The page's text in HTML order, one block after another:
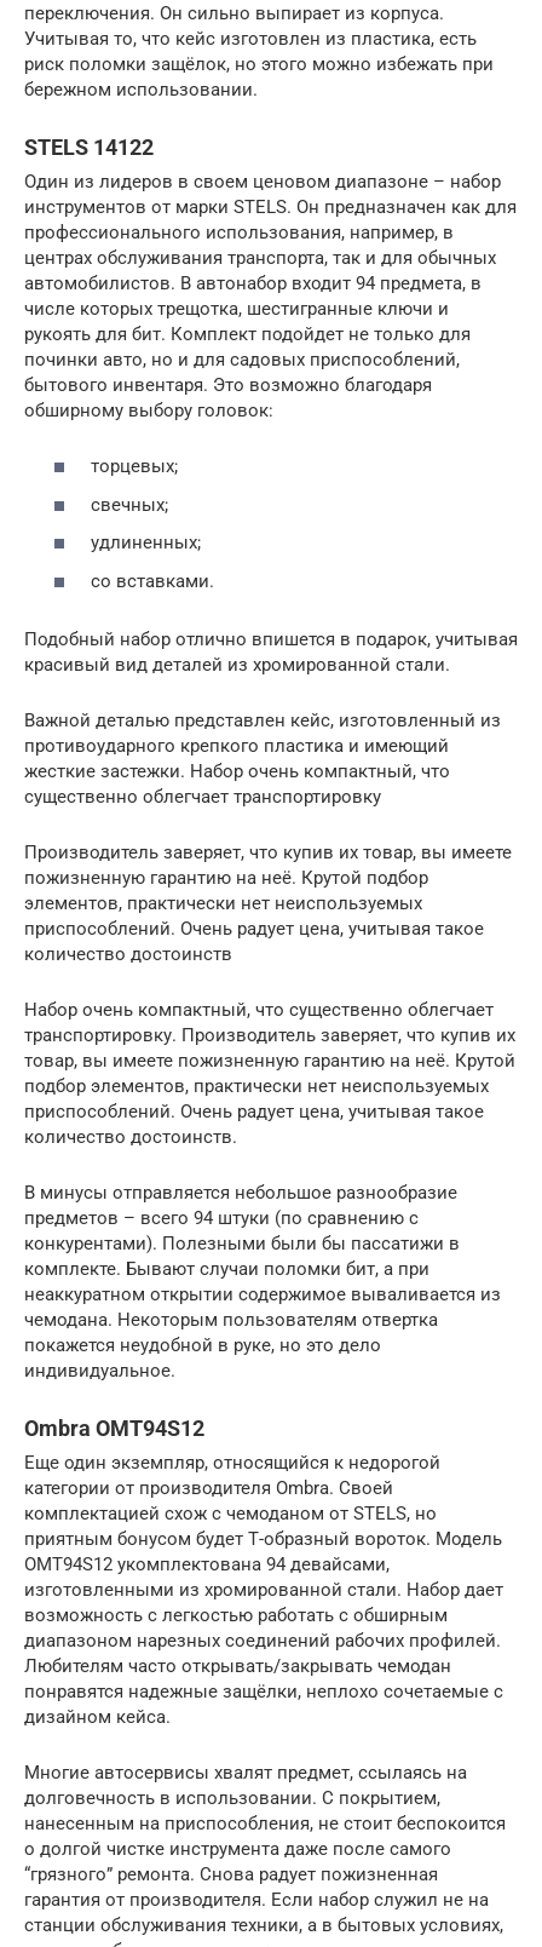
переключения. Он сильно выпирает из корпуса.
Учитывая то, что кейс изготовлен из пластика, есть
риск поломки защёлок, но этого можно избежать при
бережном использовании.
STELS 14122
Один из лидеров в своем ценовом диапазоне – набор
инструментов от марки STELS. Он предназначен как для
профессионального использования, например, в
центрах обслуживания транспорта, так и для обычных
автомобилистов. В автонабор входит 94 предмета, в
числе которых трещотка, шестигранные ключи и
рукоять для бит. Комплект подойдет не только для
починки авто, но и для садовых приспособлений,
бытового инвентаря. Это возможно благодаря
обширному выбору головок:
торцевых;
свечных;
удлиненных;
со вставками.
Подобный набор отлично впишется в подарок, учитывая
красивый вид деталей из хромированной стали.
Важной деталью представлен кейс, изготовленный из
противоударного крепкого пластика и имеющий
жесткие застежки. Набор очень компактный, что
существенно облегчает транспортировку
Производитель заверяет, что купив их товар, вы имеете
пожизненную гарантию на неё. Крутой подбор
элементов, практически нет неиспользуемых
приспособлений. Очень радует цена, учитывая такое
количество достоинств
Набор очень компактный, что существенно облегчает
транспортировку. Производитель заверяет, что купив их
товар, вы имеете пожизненную гарантию на неё. Крутой
подбор элементов, практически нет неиспользуемых
приспособлений. Очень радует цена, учитывая такое
количество достоинств.
В минусы отправляется небольшое разнообразие
предметов – всего 94 штуки (по сравнению с
конкурентами). Полезными были бы пассатижи в
комплекте. Бывают случаи поломки бит, а при
неаккуратном открытии содержимое вываливается из
чемодана. Некоторым пользователям отвертка
покажется неудобной в руке, но это дело
индивидуальное.
Ombra OMT94S12
Еще один экземпляр, относящийся к недорогой
категории от производителя Ombra. Своей
комплектацией схож с чемоданом от STELS, но
приятным бонусом будет Т-образный вороток. Модель
OMT94S12 укомплектована 94 девайсами,
изготовленными из хромированной стали. Набор дает
возможность с легкостью работать с обширным
диапазоном нарезных соединений рабочих профилей.
Любителям часто открывать/закрывать чемодан
понравятся надежные защёлки, неплохо сочетаемые с
дизайном кейса.
Многие автосервисы хвалят предмет, ссылаясь на
долговечность в использовании. С покрытием,
нанесенным на приспособления, не стоит беспокоится
о долгой чистке инструмента даже после самого
“грязного” ремонта. Снова радует пожизненная
гарантия от производителя. Если набор служил не на
станции обслуживания техники, а в бытовых условиях,